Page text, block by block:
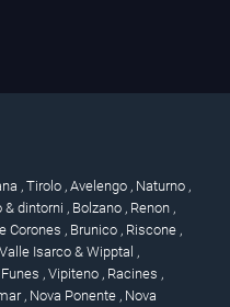
, Tirolo , Avelengo , Naturno ,
& dintorni , Bolzano , Renon ,
Corones , Brunico , Riscone ,
Valle Isarco & Wipptal ,
, Vipiteno , Racines ,
, Nova Ponente , Nova